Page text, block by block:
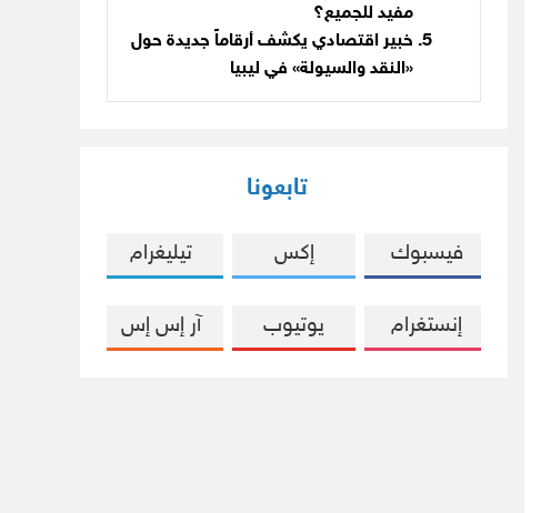
مفيد للجميع؟
خبير اقتصادي يكشف أرقاماً جديدة حول
«النقد والسيولة» في ليبيا
تابعونا
فيسبوك إكس تيليغرام
إنستغرام يوتيوب آر إس إس